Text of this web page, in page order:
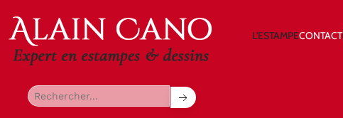
L'ESTAMPECONTACT